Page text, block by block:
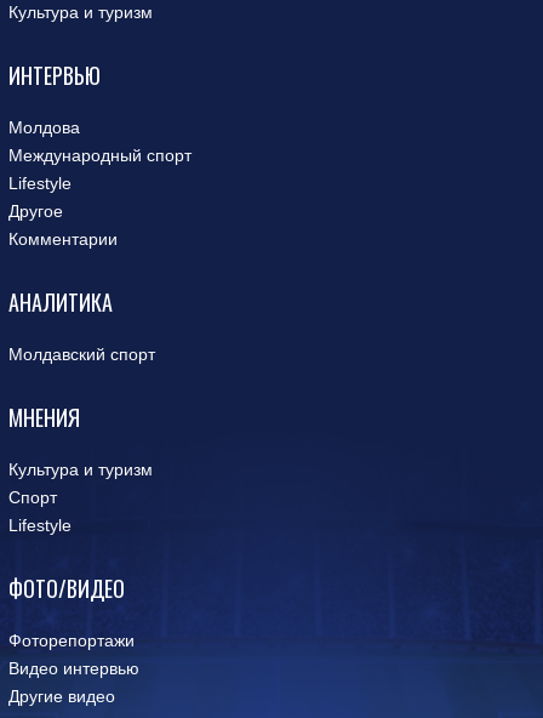
Культура и туризм
ИНТЕРВЬЮ
Молдова
Международный спорт
Lifestyle
Другое
Комментарии
АНАЛИТИКА
Молдавский спорт
МНЕНИЯ
Культура и туризм
Спорт
Lifestyle
ФОТО/ВИДЕО
Фоторепортажи
Видео интервью
Другие видео